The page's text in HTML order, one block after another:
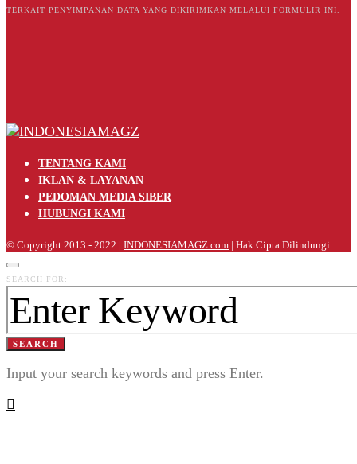
TERKAIT PENYIMPANAN DATA YANG DIKIRIMKAN MELALUI FORMULIR INI.
TENTANG KAMI
IKLAN & LAYANAN
PEDOMAN MEDIA SIBER
HUBUNGI KAMI
© Copyright 2013 - 2022 | INDONESIAMAGZ.com | Hak Cipta Dilindungi
SEARCH FOR:
SEARCH
Input your search keywords and press Enter.